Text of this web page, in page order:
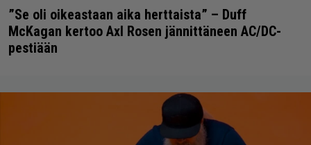
”Se oli oikeastaan aika herttaista” – Duff
McKagan kertoo Axl Rosen jännittäneen AC/DC-
pestiään